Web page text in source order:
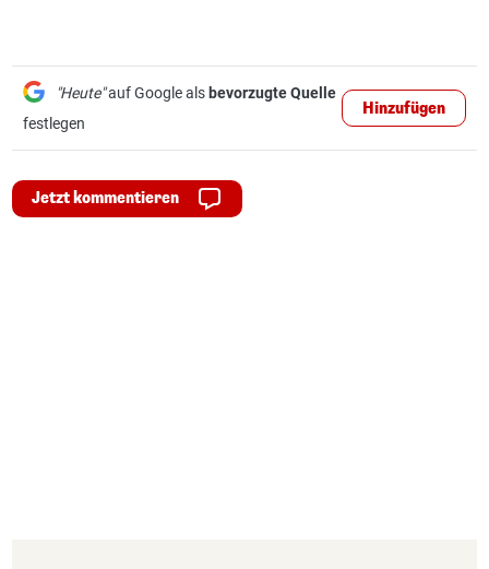
"Heute"auf Google als bevorzugte Quelle
festlegen
Hinzufügen
Jetzt kommentieren